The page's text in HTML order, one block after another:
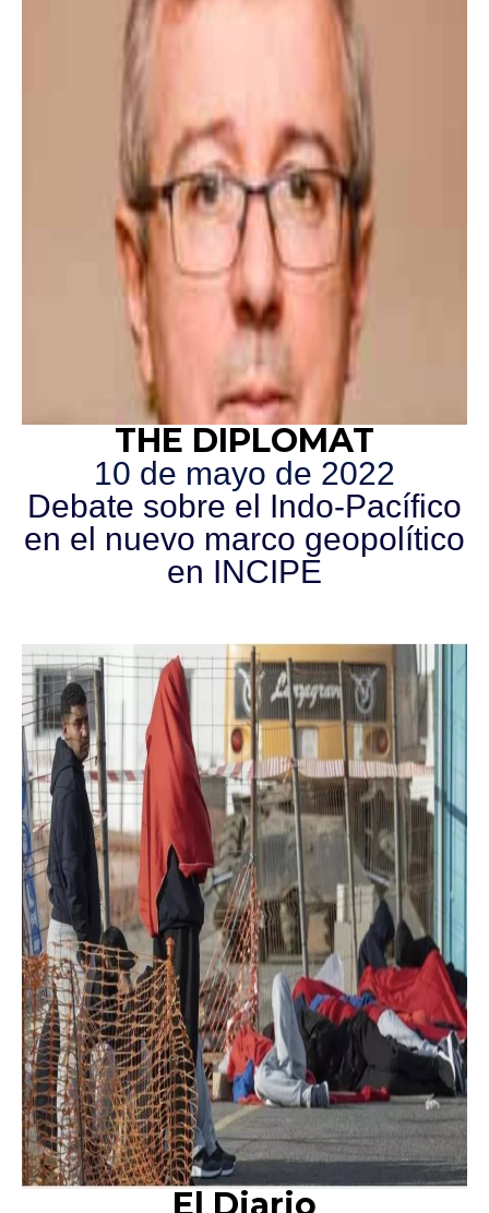
THE DIPLOMAT
10 de mayo de 2022
Debate sobre el Indo-Pacífico
en el nuevo marco geopolítico
en INCIPE
El Diario